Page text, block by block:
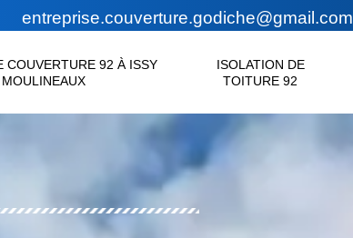
entreprise.couverture.godiche@gmail.com
COUVERTURE 92 À ISSY
ISOLATION DE
TOITURE 92